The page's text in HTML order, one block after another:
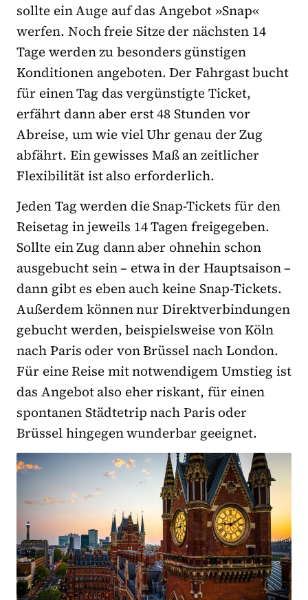
sollte ein Auge auf das Angebot »Snap«
werfen. Noch freie Sitze der nächsten 14
Tage werden zu besonders günstigen
Konditionen angeboten. Der Fahrgast bucht
für einen Tag das vergünstigte Ticket,
erfährt dann aber erst 48 Stunden vor
Abreise, um wie viel Uhr genau der Zug
abfährt. Ein gewisses Maß an zeitlicher
Flexibilität ist also erforderlich.
Jeden Tag werden die Snap-Tickets für den
Reisetag in jeweils 14 Tagen freigegeben.
Sollte ein Zug dann aber ohnehin schon
ausgebucht sein – etwa in der Hauptsaison –
dann gibt es eben auch keine Snap-Tickets.
Außerdem können nur Direktverbindungen
gebucht werden, beispielsweise von Köln
nach Paris oder von Brüssel nach London.
Für eine Reise mit notwendigem Umstieg ist
das Angebot also eher riskant, für einen
spontanen Städtetrip nach Paris oder
Brüssel hingegen wunderbar geeignet.